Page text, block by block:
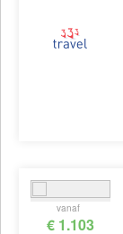
vanaf
€ 1.103